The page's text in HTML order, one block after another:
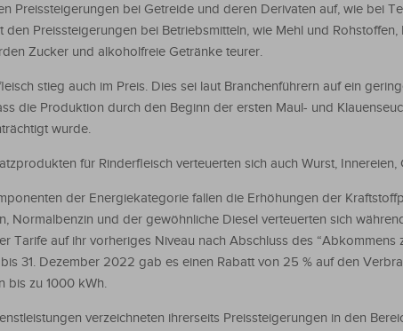
Preissteigerungen bei Getreide und deren Derivaten auf, wie bei
den Preissteigerungen bei Betriebsmitteln, wie Mehl und
Zucker und alkoholfreie Getränke teurer.
stieg auch im Preis. Dies sei laut Branchenführern auf ein
die Produktion durch den Beginn der ersten Maul- und
wurde.
für Rinderfleisch verteuerten sich auch Wurst,
der Energiekategorie fallen die Erhöhungen der
Normalbenzin und der gewöhnliche Diesel verteuerten sich
Tarife auf ihr vorheriges Niveau nach Abschluss des
31. Dezember 2022 gab es einen Rabatt von 25 % auf den
bis zu 1000 kWh.
verzeichneten ihrerseits Preissteigerungen in den